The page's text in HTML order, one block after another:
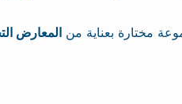
مختارة بعناية من المعارض